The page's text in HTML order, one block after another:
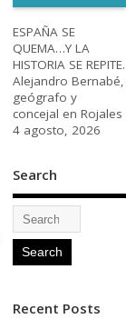
ESPAÑA SE
QUEMA…Y LA
HISTORIA SE REPITE.
Alejandro Bernabé,
geógrafo y
concejal en Rojales
4 agosto, 2026
Search
Recent Posts